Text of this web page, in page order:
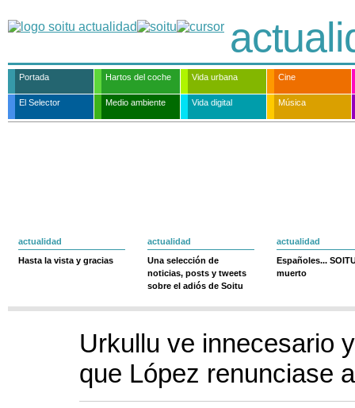
Portada Hartos del coche Vida urbana Cine
El Selector Medio ambiente Vida digital Música
actualidad
Hasta la vista y gracias
actualidad
Una selección de
noticias, posts y tweets
sobre el adiós de Soitu
actualidad
Españoles...
muerto
Urkullu ve innecesario
que López renunciase